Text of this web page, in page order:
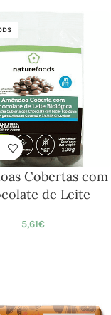
Cobertas com
de Leite
5,61€